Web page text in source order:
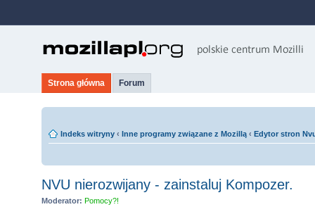
Strona główna Forum
Indeks witryny ‹ Inne programy związane z Mozillą ‹ Edytor stron
NVU nierozwijany - zainstaluj Kompozer.
Moderator: Pomocy?!